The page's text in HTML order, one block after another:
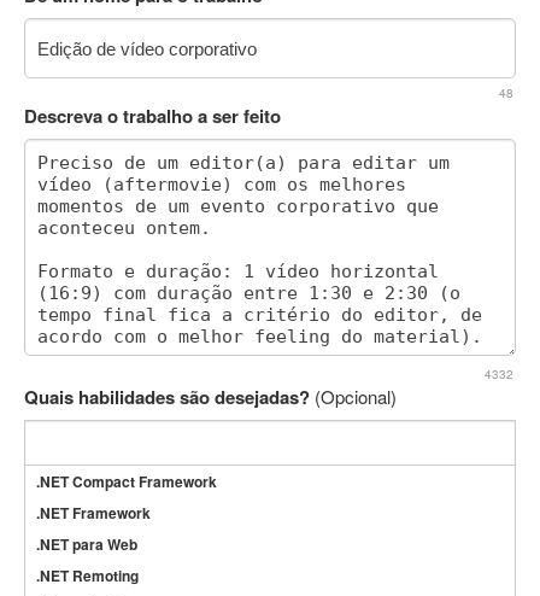
48
Descreva o trabalho a ser feito
4332
Quais habilidades são desejadas? (Opcional)
.NET Compact Framework
.NET Framework
.NET para Web
.NET Remoting